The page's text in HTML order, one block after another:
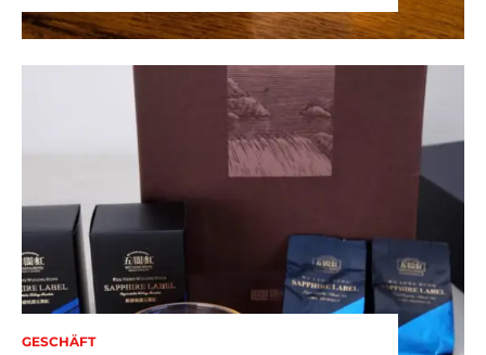
GESCHÄFT